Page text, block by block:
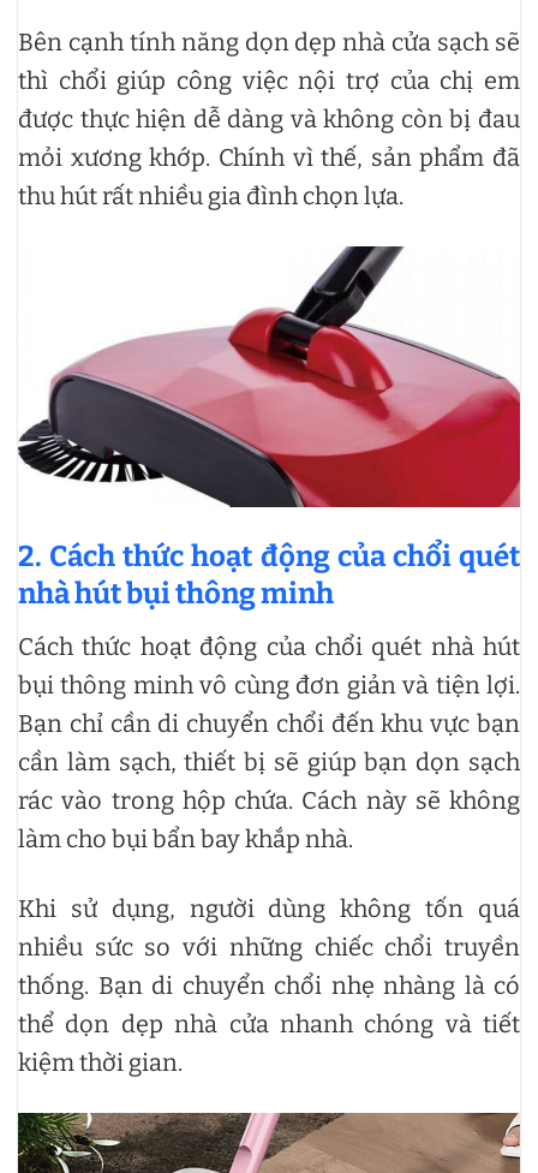
Bên cạnh tính năng dọn dẹp nhà cửa sạch sẽ
thì chổi giúp công việc nội trợ của chị em
được thực hiện dễ dàng và không còn bị đau
mỏi xương khớp. Chính vì thế, sản phẩm đã
thu hút rất nhiều gia đình chọn lựa.
2. Cách thức hoạt động của chổi quét
nhà hút bụi thông minh
Cách thức hoạt động của chổi quét nhà hút
bụi thông minh vô cùng đơn giản và tiện lợi.
Bạn chỉ cần di chuyển chổi đến khu vực bạn
cần làm sạch, thiết bị sẽ giúp bạn dọn sạch
rác vào trong hộp chứa. Cách này sẽ không
làm cho bụi bẩn bay khắp nhà.
Khi sử dụng, người dùng không tốn quá
nhiều sức so với những chiếc chổi truyền
thống. Bạn di chuyển chổi nhẹ nhàng là có
thể dọn dẹp nhà cửa nhanh chóng và tiết
kiệm thời gian.